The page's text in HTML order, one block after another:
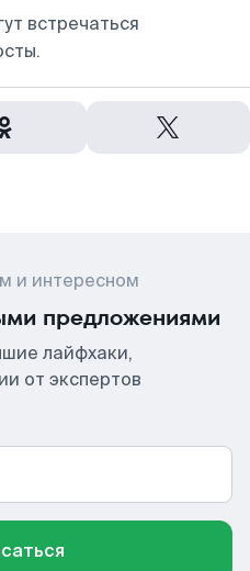
встречаться
и интересном
предложениями
лайфхаки,
от экспертов